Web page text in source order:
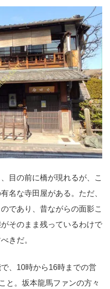
目の前に橋が現れるが、こ
名な寺田屋がある。ただ、
であり、昔ながらの面影こ
そのまま残っているわけで
きだ。
、10時から16時までの営
と。坂本龍馬ファンの方々